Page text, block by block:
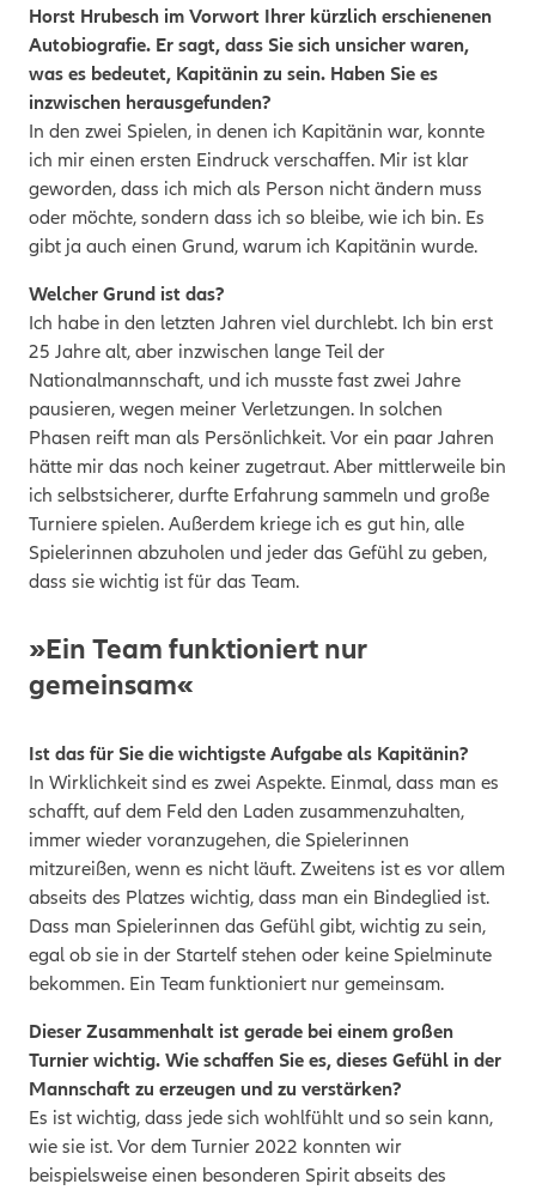
Horst Hrubesch im Vorwort Ihrer kürzlich erschienenen
Autobiografie. Er sagt, dass Sie sich unsicher waren,
was es bedeutet, Kapitänin zu sein. Haben Sie es
inzwischen herausgefunden?
In den zwei Spielen, in denen ich Kapitänin war, konnte
ich mir einen ersten Eindruck verschaffen. Mir ist klar
geworden, dass ich mich als Person nicht ändern muss
oder möchte, sondern dass ich so bleibe, wie ich bin. Es
gibt ja auch einen Grund, warum ich Kapitänin wurde.
Welcher Grund ist das?
Ich habe in den letzten Jahren viel durchlebt. Ich bin erst
25 Jahre alt, aber inzwischen lange Teil der
Nationalmannschaft, und ich musste fast zwei Jahre
pausieren, wegen meiner Verletzungen. In solchen
Phasen reift man als Persönlichkeit. Vor ein paar Jahren
hätte mir das noch keiner zugetraut. Aber mittlerweile bin
ich selbstsicherer, durfte Erfahrung sammeln und große
Turniere spielen. Außerdem kriege ich es gut hin, alle
Spielerinnen abzuholen und jeder das Gefühl zu geben,
dass sie wichtig ist für das Team.
»Ein Team funktioniert nur
gemeinsam«
Ist das für Sie die wichtigste Aufgabe als Kapitänin?
In Wirklichkeit sind es zwei Aspekte. Einmal, dass man es
schafft, auf dem Feld den Laden zusammenzuhalten,
immer wieder voranzugehen, die Spielerinnen
mitzureißen, wenn es nicht läuft. Zweitens ist es vor allem
abseits des Platzes wichtig, dass man ein Bindeglied ist.
Dass man Spielerinnen das Gefühl gibt, wichtig zu sein,
egal ob sie in der Startelf stehen oder keine Spielminute
bekommen. Ein Team funktioniert nur gemeinsam.
Dieser Zusammenhalt ist gerade bei einem großen
Turnier wichtig. Wie schaffen Sie es, dieses Gefühl in der
Mannschaft zu erzeugen und zu verstärken?
Es ist wichtig, dass jede sich wohlfühlt und so sein kann,
wie sie ist. Vor dem Turnier 2022 konnten wir
beispielsweise einen besonderen Spirit abseits des